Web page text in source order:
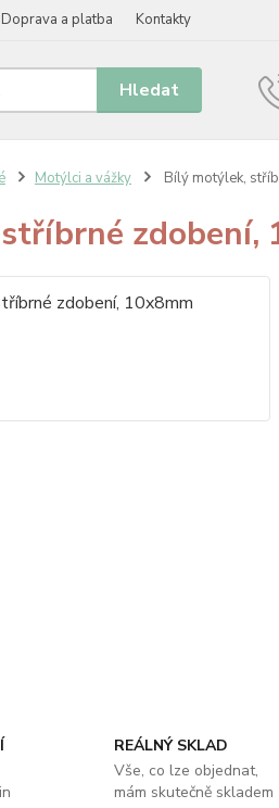
Doprava a platba Kontakty
Hledat
Motýlci a vážky Bílý motýlek,
zdobení,
REÁLNÝ SKLAD
Vše, co lze objednat,
mám skutečně skladem